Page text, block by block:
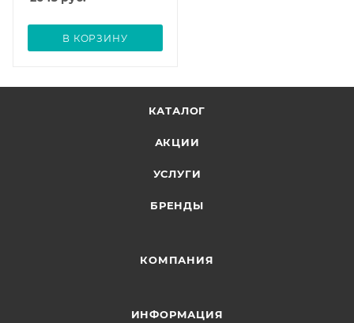
В КОРЗИНУ
КАТАЛОГ
АКЦИИ
УСЛУГИ
БРЕНДЫ
КОМПАНИЯ
ИНФОРМАЦИЯ